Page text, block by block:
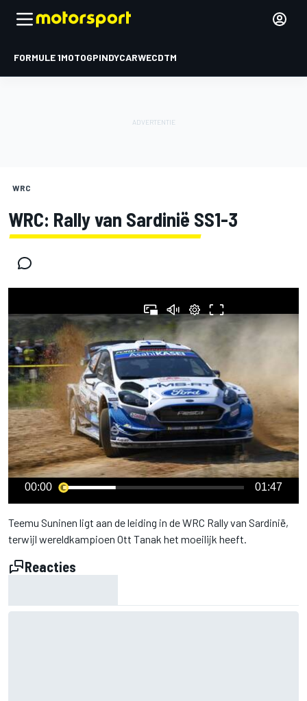
FORMULE 1MOTOGPINDYCARWECDTM
WRC
WRC: Rally van Sardinië SS1-3
00:00 01:47
Teemu Suninen ligt aan de leiding in de WRC Rally van Sardinië,
terwijl wereldkampioen Ott Tanak het moeilijk heeft.
Reacties